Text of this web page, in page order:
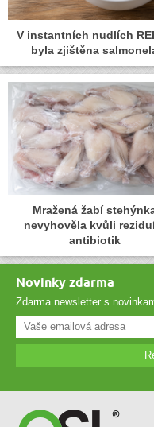
V instantních nudlích
byla zjištěna
Mražená žabí
nevyhověla kvůli
antibiotik
Novinky zdarma
Zdarma newsletter s